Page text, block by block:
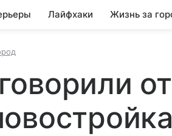
Лайфхаки Жизнь за